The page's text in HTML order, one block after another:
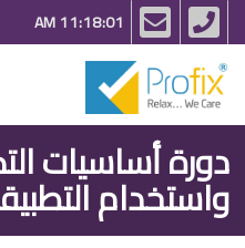
phone
email
11:18:01 AM
دورة أساسيات
واستخدام